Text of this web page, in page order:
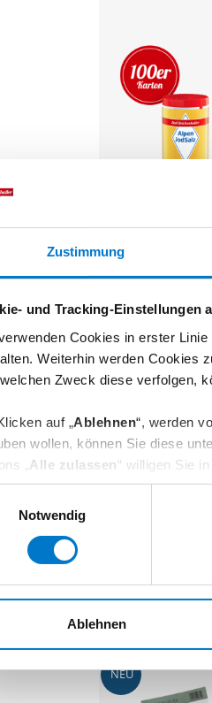
Zustimmung
und Tracking-Einstellungen
Cookies in erster
Weiterhin werden Cookies
Zweck diese verfolgen,
auf „Ablehnen“, werden
wollen, können Sie diese
„
Alle zulassen“ willigen Sie
zu verbessern und
über unseren Cookie Guide,
Notwendig
Ablehnen
AlpenJodSalz 10 g
138,00 €
%
1,99 €
2,99 €
NEU